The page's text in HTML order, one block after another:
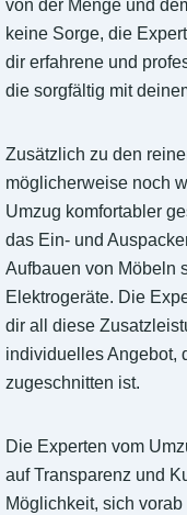
von der Menge und
keine Sorge, die
dir erfahrene und
die sorgfältig mit
Zusätzlich zu den
möglicherweise noch
Umzug komfortabler
das Ein- und
Aufbauen von Möbeln
Elektrogeräte. Die
dir all diese
individuelles Angebot,
zugeschnitten ist.
Die Experten vom
auf Transparenz und
Möglichkeit, sich